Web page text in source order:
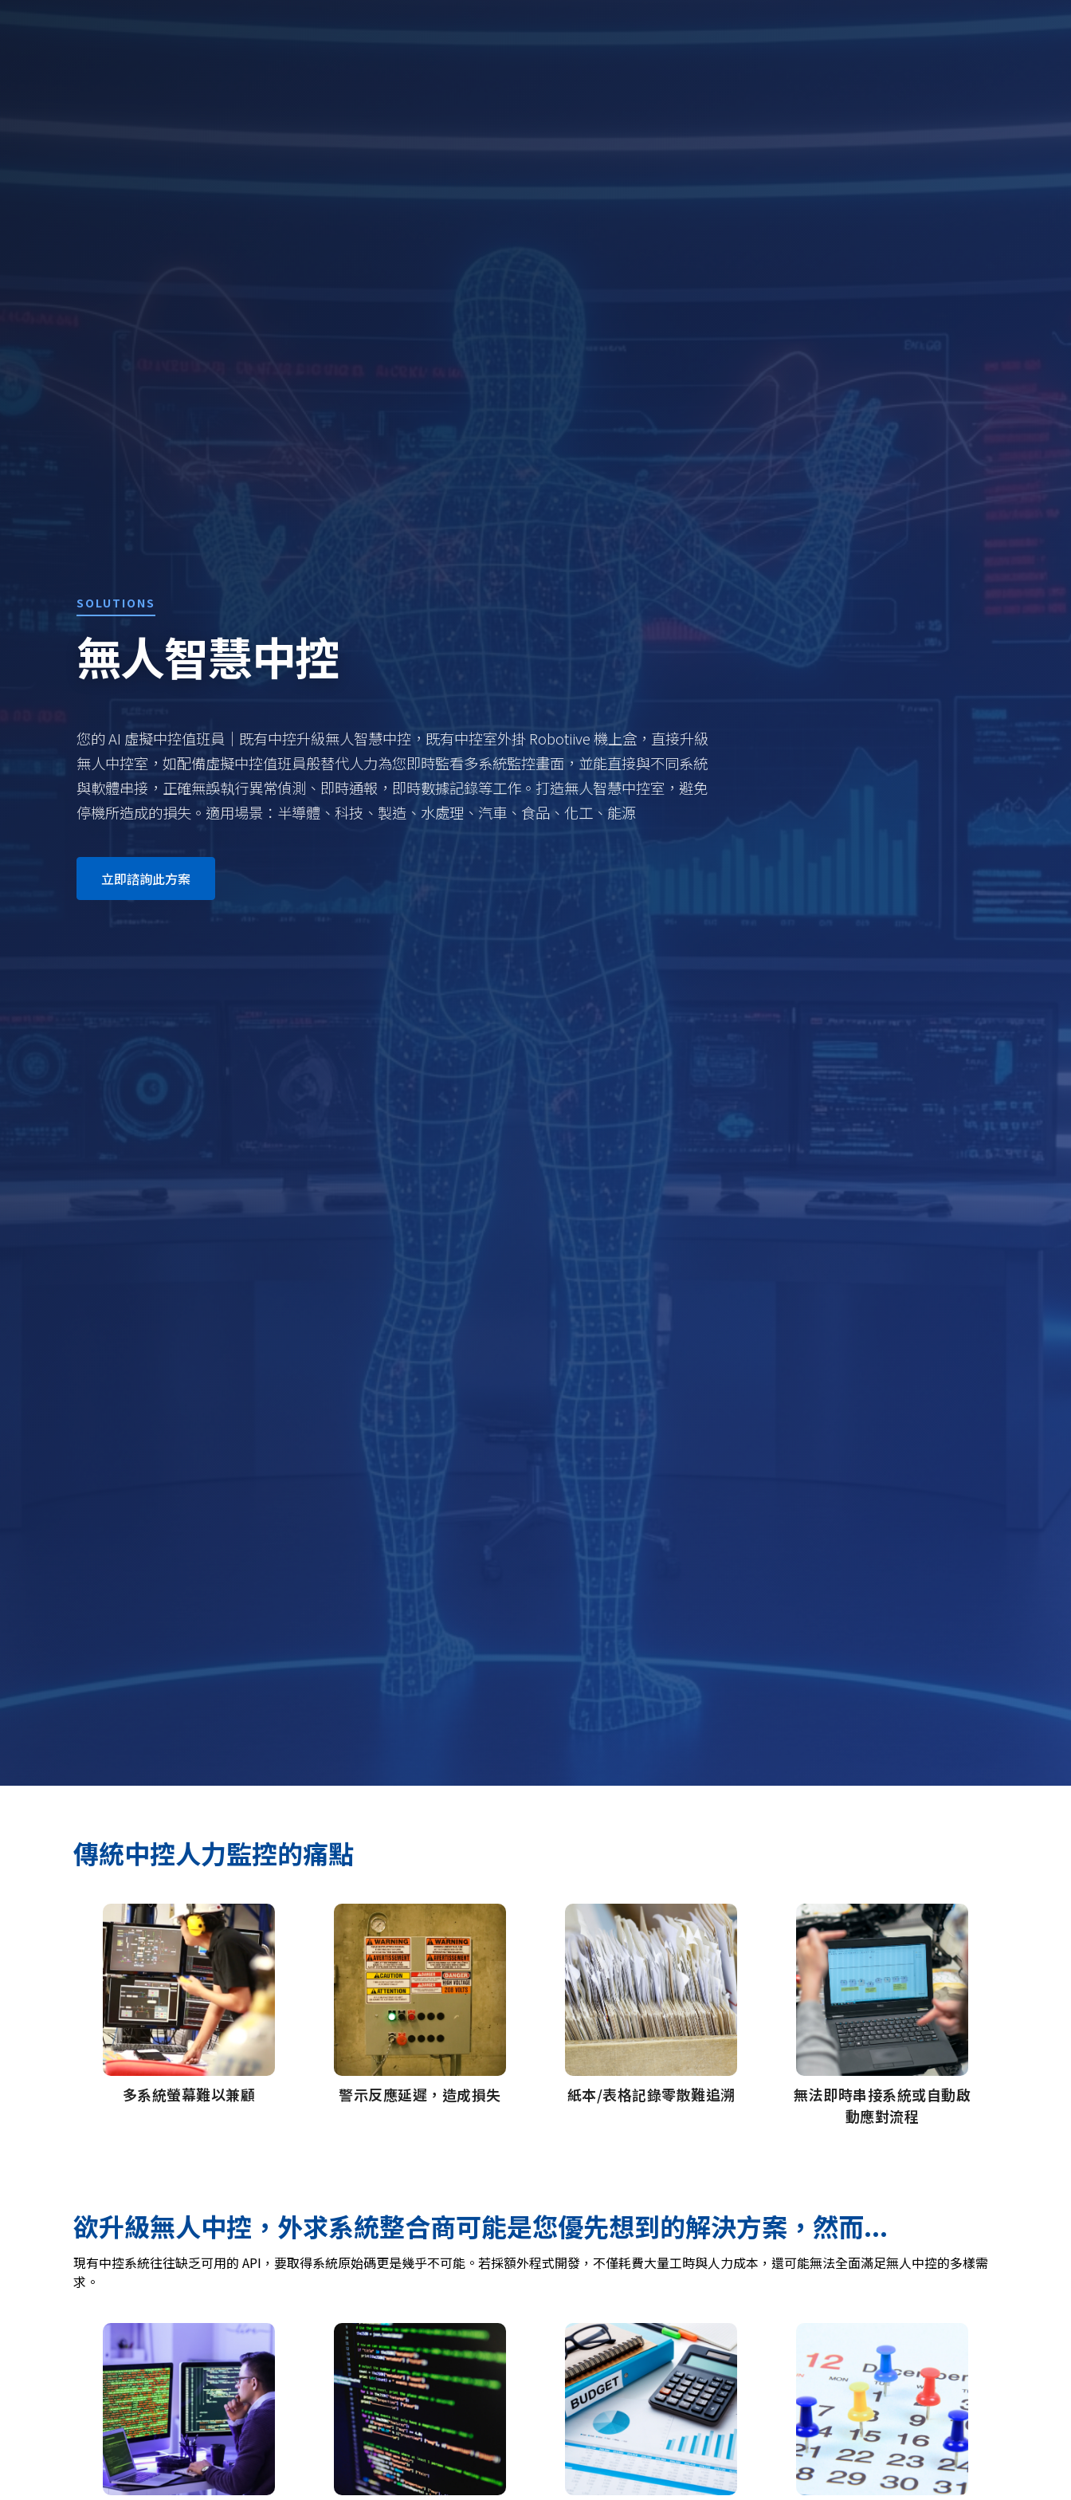
SOLUTIONS
無人智慧中控
您的 AI 虛擬中控值班員｜既有中控升級無人智慧中控，既有中控室外掛 Robotiive 機上盒，直接升級
無人中控室，如配備虛擬中控值班員般替代人力為您即時監看多系統監控畫面，並能直接與不同系統
與軟體串接，正確無誤執行異常偵測、即時通報，即時數據記錄等工作。打造無人智慧中控室，避免
立即諮詢此方案
傳統中控人力監控的痛點
多系統螢幕難以兼顧 警示反應延遲，造成損失 紙本/表格記錄零散難追溯
無法即時串接系統或自動啟
動應對流程
欲升級無人中控，外求系統整合商可能是您優先想到的解決方案，然而...
現有中控系統往往缺乏可用的 API，要取得系統原始碼更是幾乎不可能。若採額外程式開發，不僅耗費大量工時與人力成本，還可能無法全面滿足無人中控的多樣需
求。